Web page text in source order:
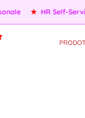
Gestione della